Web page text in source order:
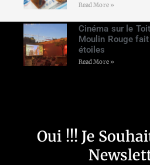
Read More »
Cinéma sur le
Moulin Rouge
étoiles
Read More »
Oui !!! Je